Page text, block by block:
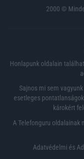
2000 ©
Honlapunk oldalain
Sajnos mi sem
esetleges
károkért
A Telefonguru oldalainak
Adatvédelmi és